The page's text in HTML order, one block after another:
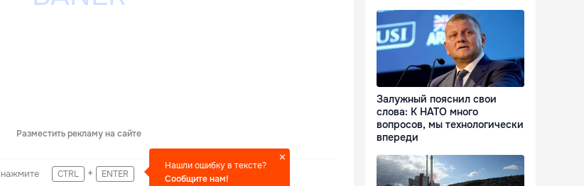
Разместить рекламу на сайте
CTRL + ENTER
Нашли ошибку в тексте?
Сообщите нам!
Залужный пояснил свои
слова: К НАТО много
вопросов, мы технологически
впереди